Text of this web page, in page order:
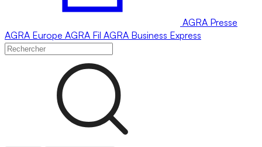
AGRA Presse
AGRA Europe AGRA Fil AGRA Business Express